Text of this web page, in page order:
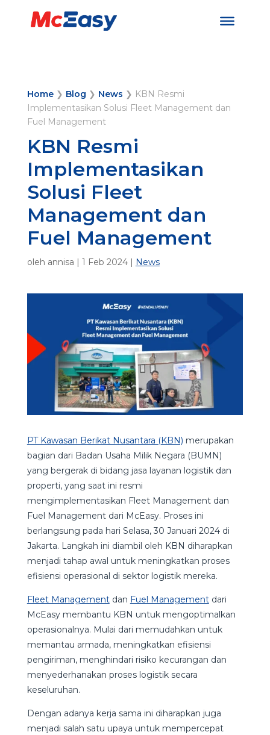
Home❯ Blog ❯ News ❯ KBN Resmi
Implementasikan Solusi Fleet Management dan
Fuel Management
KBN Resmi
Implementasikan
Solusi Fleet
Management dan
Fuel Management
oleh annisa | 1 Feb 2024| News
PT Kawasan Berikat Nusantara (KBN) merupakan
bagian dari Badan Usaha Milik Negara (BUMN)
yang bergerak di bidang jasa layanan logistik dan
properti, yang saat ini resmi
mengimplementasikan Fleet Management dan
Fuel Management dari McEasy. Proses ini
berlangsung pada hari Selasa, 30 Januari 2024 di
Jakarta. Langkah ini diambil oleh KBN diharapkan
menjadi tahap awal untuk meningkatkan proses
efisiensi operasional di sektor logistik mereka.
Fleet Managementdan Fuel Managementdari
McEasy membantu KBN untuk mengoptimalkan
operasionalnya. Mulai dari memudahkan untuk
memantau armada, meningkatkan efisiensi
pengiriman, menghindari risiko kecurangan dan
menyederhanakan proses logistik secara
keseluruhan.
Dengan adanya kerja sama ini diharapkan juga
menjadi salah satu upaya untuk mempercepat